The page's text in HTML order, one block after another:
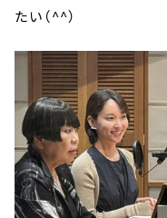
たい（^^）